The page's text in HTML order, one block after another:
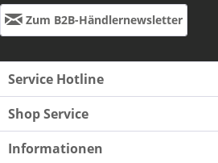
Zum B2B-Händlernewsletter
Service Hotline
Shop Service
Informationen